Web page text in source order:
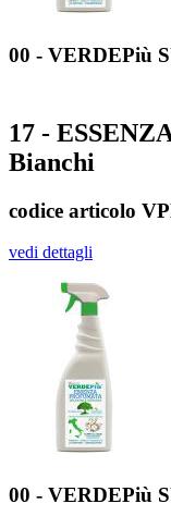
00 - VERDEPiù
17 -
Bianchi
codice articolo
vedi dettagli
00 - VERDEPiù